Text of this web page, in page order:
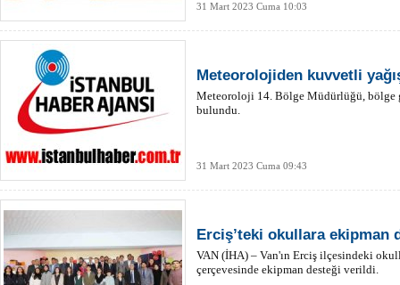
31 Mart 2023 Cuma 10:03
Meteorolojiden kuvvetli
Meteoroloji 14. Bölge Müdürlüğü, bölge
bulundu.
31 Mart 2023 Cuma 09:43
Erciş’teki okullara ekipman
VAN (İHA) – Van'ın Erciş ilçesindeki
çerçevesinde ekipman desteği verildi.